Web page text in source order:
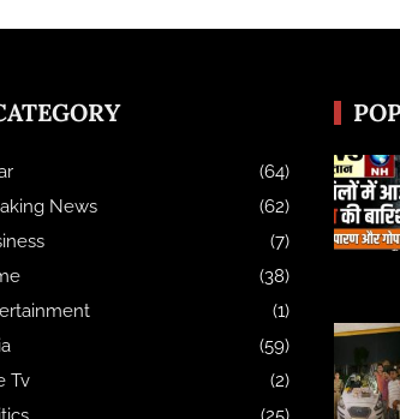
(64)
News
(62)
(7)
(38)
(1)
(59)
Tv
(2)